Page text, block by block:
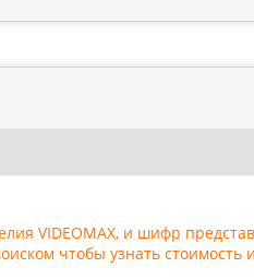
VIDEOMAX, и шифр
чтобы узнать